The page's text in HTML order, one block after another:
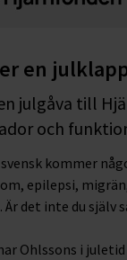
en
julgåva till
och
kommer
epilepsi,
Är det inte du
Ohlssons i